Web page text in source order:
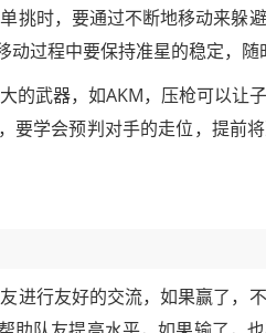
挑时，要通过不断地移动来躲
过程中要保持准星的稳定，随
的武器，如AKM，压枪可以让
要学会预判对手的走位，提前
进行友好的交流，如果赢了，